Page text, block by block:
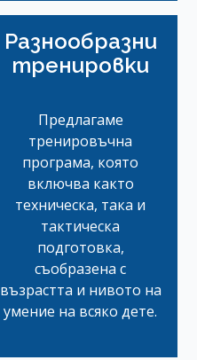
Разнообразни
тренировки
Предлагаме
тренировъчна
програма, която
включва както
техническа, така и
тактическа
подготовка,
съобразена с
възрастта и нивото на
умение на всяко дете.